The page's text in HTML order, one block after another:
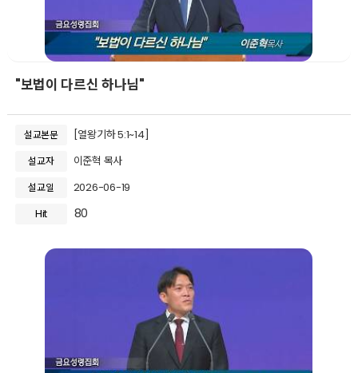
"보법이 다르신 하나님"
설교본문 [열왕기하 5:1~14]
설교자 이준혁 목사
설교일
2026-06-19
Hit
80